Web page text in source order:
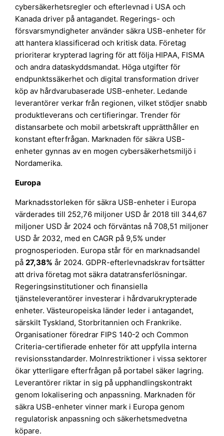
cybersäkerhetsregler och efterlevnad i USA och
Kanada driver på antagandet. Regerings- och
försvarsmyndigheter använder säkra USB-enheter för
att hantera klassificerad och kritisk data. Företag
prioriterar krypterad lagring för att följa HIPAA, FISMA
och andra dataskyddsmandat. Höga utgifter för
endpunktssäkerhet och digital transformation driver
köp av hårdvarubaserade USB-enheter. Ledande
leverantörer verkar från regionen, vilket stödjer snabb
produktleverans och certifieringar. Trender för
distansarbete och mobil arbetskraft upprätthåller en
konstant efterfrågan. Marknaden för säkra USB-
enheter gynnas av en mogen cybersäkerhetsmiljö i
Nordamerika.
Europa
Marknadsstorleken för säkra USB-enheter i Europa
värderades till 252,76 miljoner USD år 2018 till 344,67
miljoner USD år 2024 och förväntas nå 708,51 miljoner
USD år 2032, med en CAGR på 9,5% under
prognosperioden. Europa står för en marknadsandel
på 27,38% år 2024. GDPR-efterlevnadskrav fortsätter
att driva företag mot säkra datatransferlösningar.
Regeringsinstitutioner och finansiella
tjänsteleverantörer investerar i hårdvarukrypterade
enheter. Västeuropeiska länder leder i antagandet,
särskilt Tyskland, Storbritannien och Frankrike.
Organisationer föredrar FIPS 140-2 och Common
Criteria-certifierade enheter för att uppfylla interna
revisionsstandarder. Molnrestriktioner i vissa sektorer
ökar ytterligare efterfrågan på portabel säker lagring.
Leverantörer riktar in sig på upphandlingskontrakt
genom lokalisering och anpassning. Marknaden för
säkra USB-enheter vinner mark i Europa genom
regulatorisk anpassning och säkerhetsmedvetna
köpare.